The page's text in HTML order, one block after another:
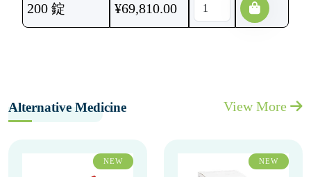
200 錠 ¥69,810.00
Alternative Medicine View More
NEW NEW